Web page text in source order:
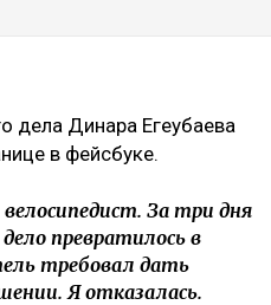
дела Динара Егеубаева
в фейсбуке.
За три дня
превратилось в
требовал дать
Я отказалась.